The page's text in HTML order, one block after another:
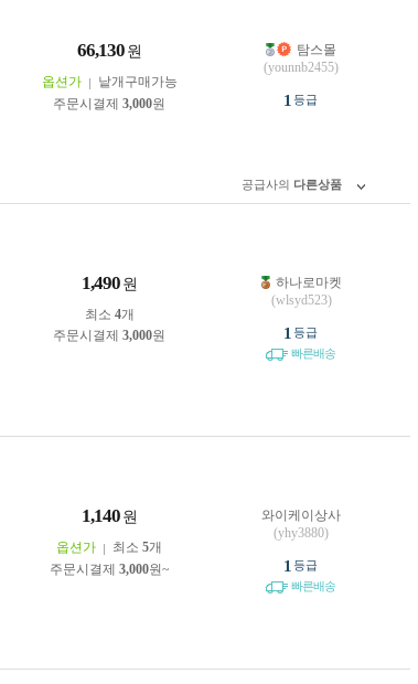
66,130 원
옵션가
낱개구매가능
주문시결제 3,000원
탐스몰
(younnb2455)
1 등급
공급사의 다른상품
1,490 원
최소 4개
주문시결제 3,000원
하나로마켓
(wlsyd523)
1 등급
빠른배송
1,140 원
옵션가 최소 5개
주문시결제 3,000원~
와이케이상사
(yhy3880)
1 등급
빠른배송